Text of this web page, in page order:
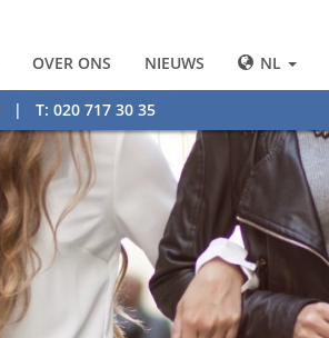
OVER ONS NIEUWS NL
| T: 020 717 30 35